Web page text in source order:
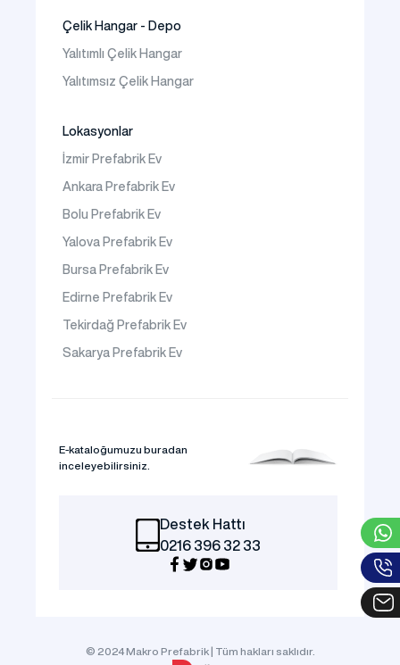
Çelik Hangar - Depo
Yalıtımlı Çelik Hangar
Yalıtımsız Çelik Hangar
Lokasyonlar
İzmir Prefabrik Ev
Ankara Prefabrik Ev
Bolu Prefabrik Ev
Yalova Prefabrik Ev
Bursa Prefabrik Ev
Edirne Prefabrik Ev
Tekirdağ Prefabrik Ev
Sakarya Prefabrik Ev
E-kataloğumuzu buradan
inceleyebilirsiniz.
Destek Hattı
0216 396 32 33
© 2024 Makro Prefabrik | Tüm hakları saklıdır.